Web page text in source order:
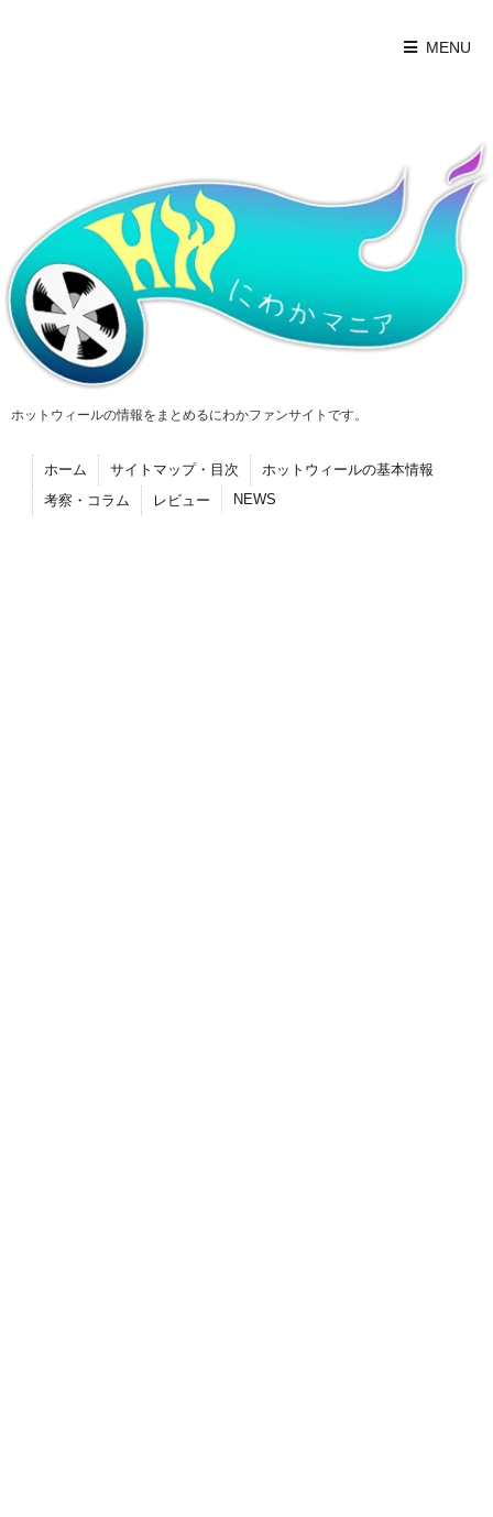
MENU
ホットウィールの情報をまとめるにわかファンサイトです。
ホーム サイトマップ・目次
ホットウィールの基本情報
考察・コラム
レビュー NEWS